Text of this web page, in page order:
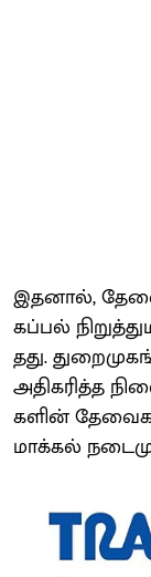
இதனால்,
கப்பல்
தது.
அதிகரித்த
களின்
மாக்கல்